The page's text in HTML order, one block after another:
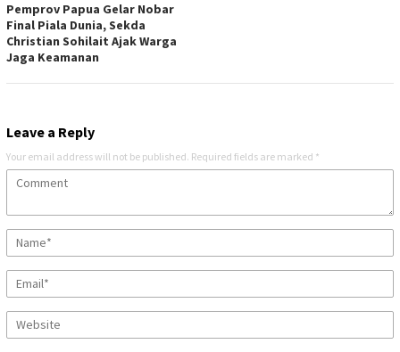
Pemprov Papua Gelar Nobar
Final Piala Dunia, Sekda
Christian Sohilait Ajak Warga
Jaga Keamanan
Leave a Reply
Your email address will not be published. Required fields are marked *